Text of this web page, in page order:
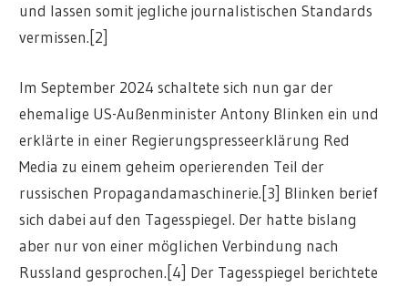
und lassen somit jegliche journalistischen Standards
vermissen.[2]
Im September 2024 schaltete sich nun gar der
ehemalige US-Außenminister Antony Blinken ein und
erklärte in einer Regierungspresseerklärung Red
Media zu einem geheim operierenden Teil der
russischen Propagandamaschinerie.[3] Blinken berief
sich dabei auf den Tagesspiegel. Der hatte bislang
aber nur von einer möglichen Verbindung nach
Russland gesprochen.[4] Der Tagesspiegel berichtete